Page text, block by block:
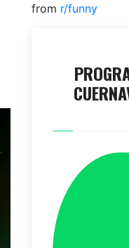
from r/funny